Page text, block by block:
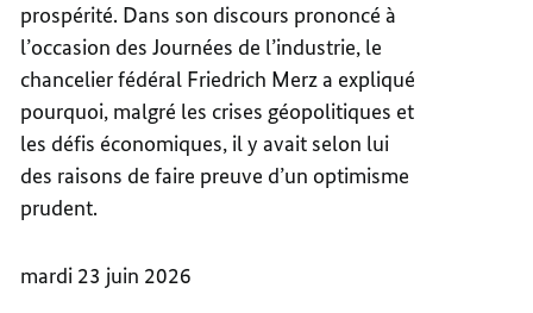
prospérité. Dans son discours prononcé à
l’occasion des Journées de l’industrie, le
chancelier fédéral Friedrich Merz a expliqué
pourquoi, malgré les crises géopolitiques et
les défis économiques, il y avait selon lui
des raisons de faire preuve d’un optimisme
prudent.
mardi 23 juin 2026